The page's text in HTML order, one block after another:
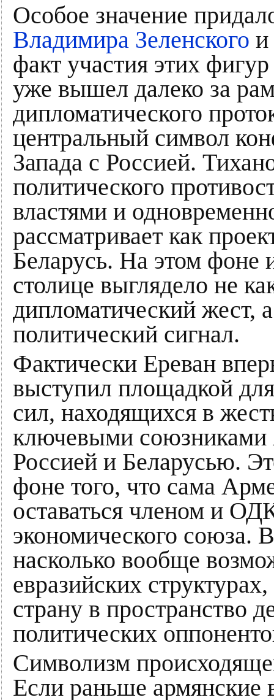
Особое значение
Владимира Зеленского и
факт участия этих
уже вышел далеко за
дипломатического
центральный символ
Запада с Россией.
политического
властями и
рассматривает как
Беларусь. На этом фоне
столице выглядело не
дипломатический жест,
политический сигнал.
Фактически Ереван
выступил площадкой
сил, находящихся в
ключевыми
Россией и Беларусью.
фоне того, что сама
оставаться членом и
экономического союза.
насколько вообще
евразийских
страну в пространство
политических
Символизм
Если раньше армянские